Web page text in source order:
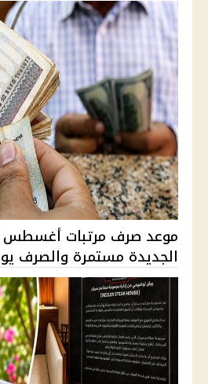
الجديدة مستمرة والصرف يوم 23